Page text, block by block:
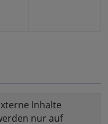
Inhalte
nur auf